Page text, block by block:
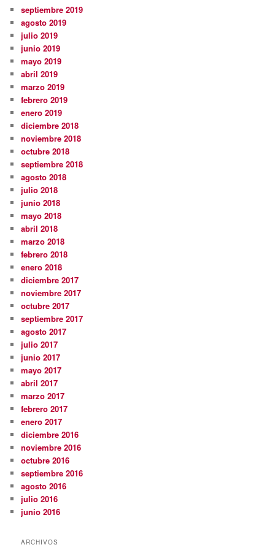
septiembre 2019
agosto 2019
julio 2019
junio 2019
mayo 2019
abril 2019
marzo 2019
febrero 2019
enero 2019
diciembre 2018
noviembre 2018
octubre 2018
septiembre 2018
agosto 2018
julio 2018
junio 2018
mayo 2018
abril 2018
marzo 2018
febrero 2018
enero 2018
diciembre 2017
noviembre 2017
octubre 2017
septiembre 2017
agosto 2017
julio 2017
junio 2017
mayo 2017
abril 2017
marzo 2017
febrero 2017
enero 2017
diciembre 2016
noviembre 2016
octubre 2016
septiembre 2016
agosto 2016
julio 2016
junio 2016
ARCHIVOS